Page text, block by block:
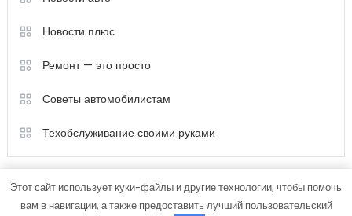
Новости плюс
Ремонт — это просто
Советы автомобилистам
Техобслуживание своими руками
Этот сайт использует куки-файлы и другие технологии, чтобы помочь
вам в навигации, а также предоставить лучший пользовательский